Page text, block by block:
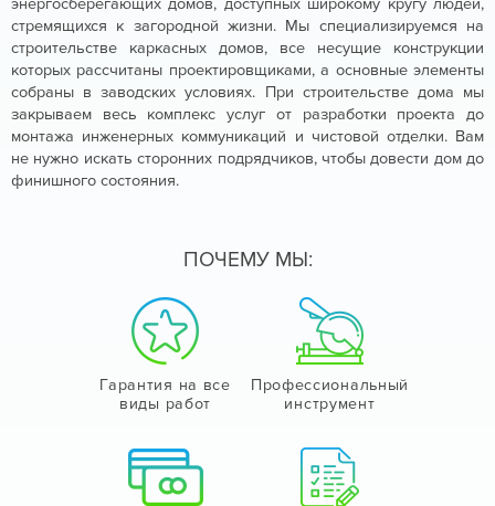
энергосберегающих домов, доступных широкому кругу людей,
стремящихся к загородной жизни. Мы специализируемся на
строительстве каркасных домов, все несущие конструкции
которых рассчитаны проектировщиками, а основные элементы
собраны в заводских условиях. При строительстве дома мы
закрываем весь комплекс услуг от разработки проекта до
монтажа инженерных коммуникаций и чистовой отделки. Вам
не нужно искать сторонних подрядчиков, чтобы довести дом до
финишного состояния.
ПОЧЕМУ МЫ:
Гарантия на все
виды работ
Профессиональный
инструмент